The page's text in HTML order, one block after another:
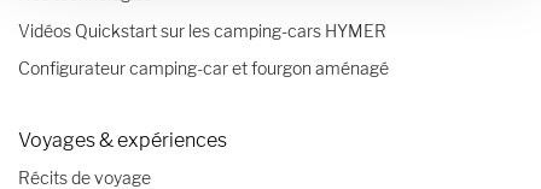
Vidéos Quickstart sur les camping-cars HYMER
Configurateur camping-car et fourgon aménagé
Voyages & expériences
Récits de voyage